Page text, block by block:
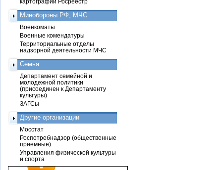
Минобороны РФ, МЧС
Военкоматы
Военные комендатуры
Территориальные отделы
надзорной деятельности МЧС
Семья
Департамент семейной и
молодежной политики
(присоединен к Департаменту
культуры)
ЗАГСы
Другие организации
Мосстат
Роспотребнадзор (общественные
приемные)
Управления физической культуры
и спорта